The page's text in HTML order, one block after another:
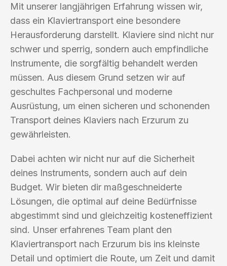
Mit unserer langjährigen Erfahrung wissen wir,
dass ein Klaviertransport eine besondere
Herausforderung darstellt. Klaviere sind nicht nur
schwer und sperrig, sondern auch empfindliche
Instrumente, die sorgfältig behandelt werden
müssen. Aus diesem Grund setzen wir auf
geschultes Fachpersonal und moderne
Ausrüstung, um einen sicheren und schonenden
Transport deines Klaviers nach Erzurum zu
gewährleisten.
Dabei achten wir nicht nur auf die Sicherheit
deines Instruments, sondern auch auf dein
Budget. Wir bieten dir maßgeschneiderte
Lösungen, die optimal auf deine Bedürfnisse
abgestimmt sind und gleichzeitig kosteneffizient
sind. Unser erfahrenes Team plant den
Klaviertransport nach Erzurum bis ins kleinste
Detail und optimiert die Route, um Zeit und damit